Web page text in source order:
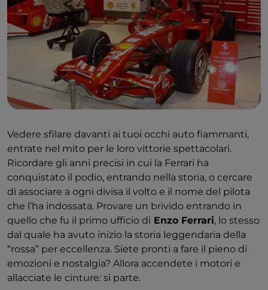
Vedere sfilare davanti ai tuoi occhi auto fiammanti,
entrate nel mito per le loro vittorie spettacolari.
Ricordare gli anni precisi in cui la Ferrari ha
conquistato il podio, entrando nella storia, o cercare
di associare a ogni divisa il volto e il nome del pilota
che l’ha indossata. Provare un brivido entrando in
quello che fu il primo ufficio di Enzo Ferrari, lo stesso
dal quale ha avuto inizio la storia leggendaria della
“rossa” per eccellenza. Siete pronti a fare il pieno di
emozioni e nostalgia? Allora accendete i motori e
allacciate le cinture: si parte.